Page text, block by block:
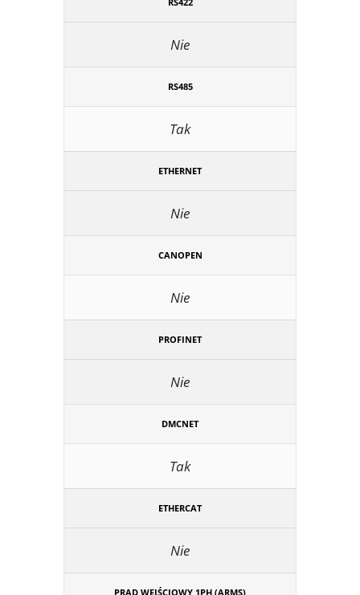
Nie
RS485
Tak
ETHERNET
Nie
CANOPEN
Nie
PROFINET
Nie
DMCNET
Tak
ETHERCAT
Nie
PRĄD WEJŚCIOWY 1PH (ARMS)